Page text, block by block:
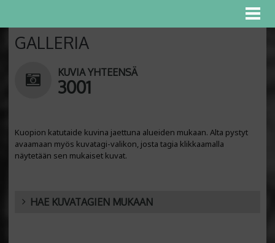
GALLERIA
KUVIA YHTEENSÄ
3001
Kuopion katutaide kuvina jaettuna alueiden mukaan. Alta pystyt
avaamaan myös kuvatagi-valikon, josta tagia klikkaamalla
näytetään sen mukaiset kuvat.
HAE KUVATAGIEN MUKAAN